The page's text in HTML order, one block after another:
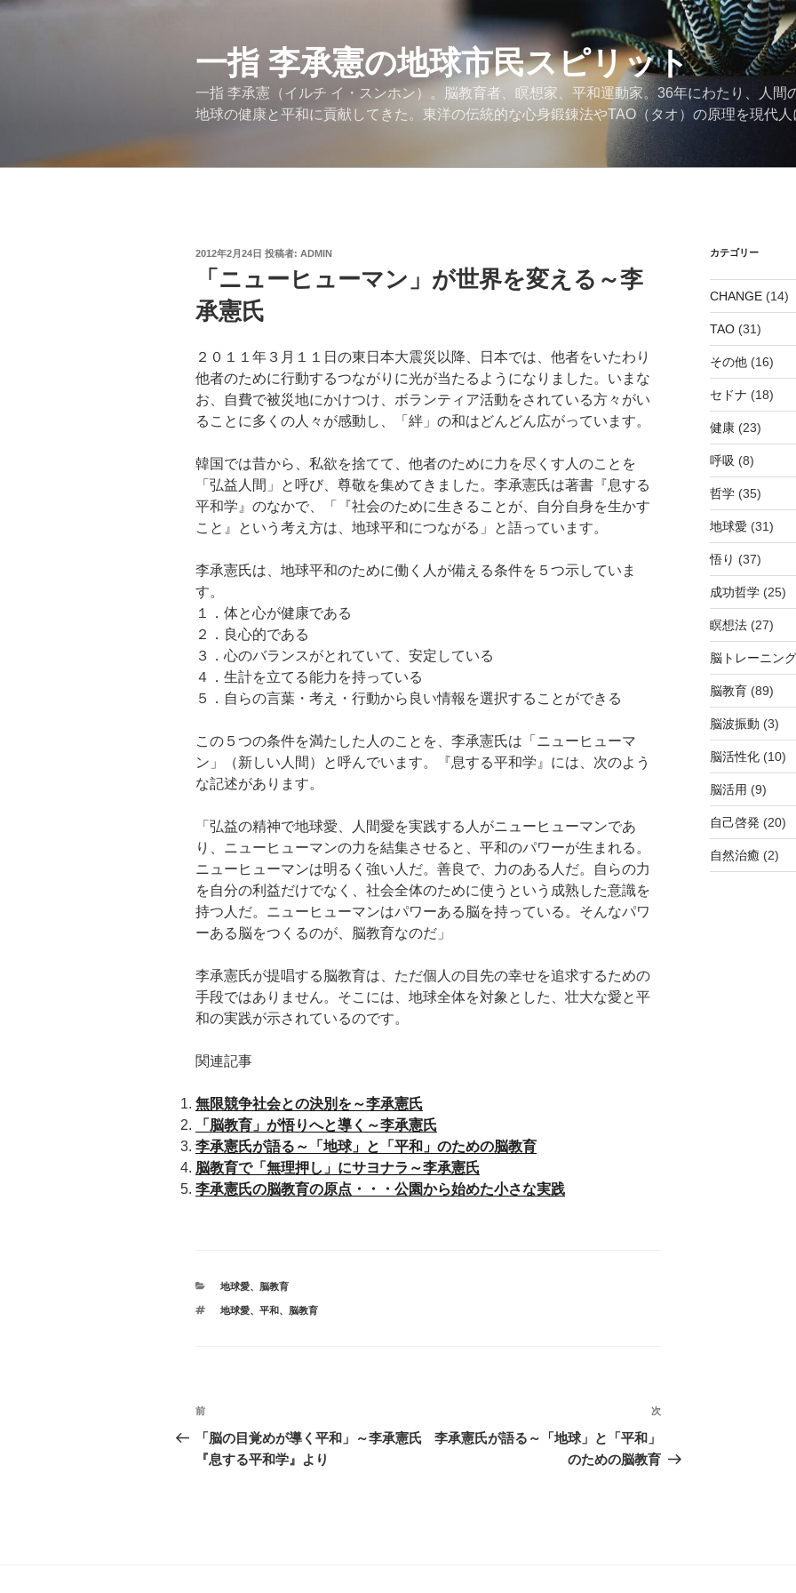
コ
一指 李承憲の地球市民スピリット
一指 李承憲（イルチ イ・スンホン）。脳教育者、瞑想家、平和運動家。36年にわたり、人間
地球の健康と平和に貢献してきた。東洋の伝統的な心身鍛錬法やTAO（タオ）の原理を現代人
投
2012年2月24日 投稿者: ADMIN
「ニューヒューマン」が世界を変える～李
承憲氏
２０１１年３月１１日の東日本大震災以降、日本では、他者をいたわり
他者のために行動するつながりに光が当たるようになりました。いまな
お、自費で被災地にかけつけ、ボランティア活動をされている方々がい
ることに多くの人々が感動し、「絆」の和はどんどん広がっています。
韓国では昔から、私欲を捨てて、他者のために力を尽くす人のことを
「弘益人間」と呼び、尊敬を集めてきました。李承憲氏は著書『息する
平和学』のなかで、「『社会のために生きることが、自分自身を生かす
こと』という考え方は、地球平和につながる」と語っています。
李承憲氏は、地球平和のために働く人が備える条件を５つ示していま
す。
１．体と心が健康である
２．良心的である
３．心のバランスがとれていて、安定している
４．生計を立てる能力を持っている
５．自らの言葉・考え・行動から良い情報を選択することができる
この５つの条件を満たした人のことを、李承憲氏は「ニューヒューマ
ン」（新しい人間）と呼んでいます。『息する平和学』には、次のよう
な記述があります。
「弘益の精神で地球愛、人間愛を実践する人がニューヒューマンであ
り、ニューヒューマンの力を結集させると、平和のパワーが生まれる。
ニューヒューマンは明るく強い人だ。善良で、力のある人だ。自らの力
を自分の利益だけでなく、社会全体のために使うという成熟した意識を
持つ人だ。ニューヒューマンはパワーある脳を持っている。そんなパワ
ーある脳をつくるのが、脳教育なのだ」
李承憲氏が提唱する脳教育は、ただ個人の目先の幸せを追求するための
手段ではありません。そこには、地球全体を対象とした、壮大な愛と平
和の実践が示されているのです。
関連記事
無限競争社会との決別を～李承憲氏
「脳教育」が悟りへと導く～李承憲氏
李承憲氏が語る～「地球」と「平和」のための脳教育
脳教育で「無理押し」にサヨナラ～李承憲氏
李承憲氏の脳教育の原点・・・公園から始めた小さな実践
カ
ゴ
地球愛、 脳教育
タ
地球愛、 平和、 脳教育
投
稿
ナ
前
の
投
前
「脳の目覚めが導く平和」～李承憲氏
『息する平和学』より
次
投
次
李承憲氏が語る～「地球」と「平和」
のための脳教育
カテゴリー
CHANGE(14)
TAO(31)
その他(16)
セドナ (18)
健康(23)
呼吸 (8)
哲学(35)
地球愛 (31)
悟り (37)
成功哲学(25)
瞑想法(27)
脳トレーニング
脳教育(89)
脳波振動 (3)
脳活性化(10)
脳活用 (9)
自己啓発 (20)
自然治癒 (2)